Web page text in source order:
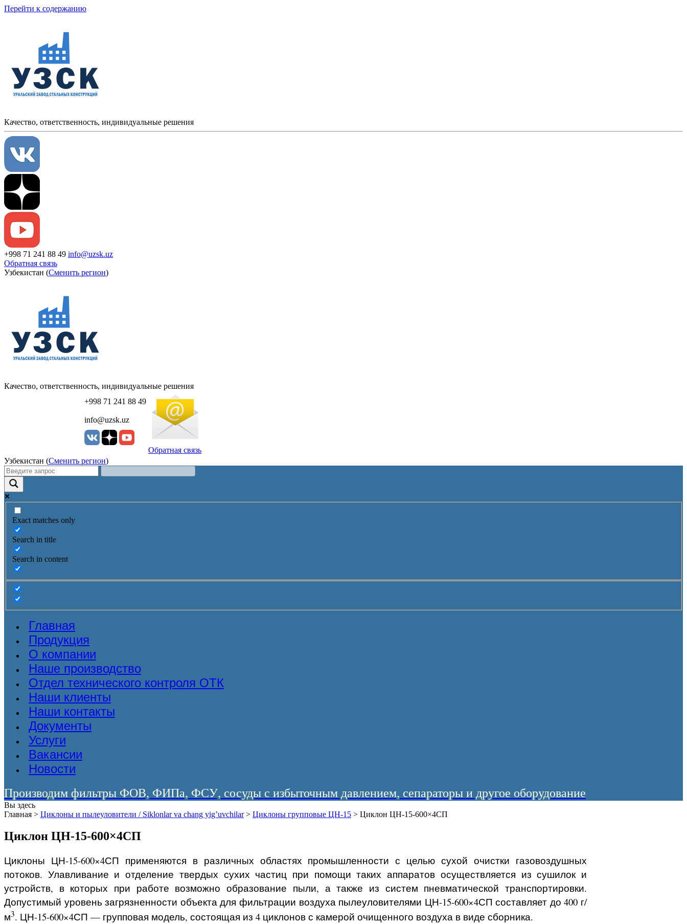
Перейти к содержанию
Качество, ответственность, индивидуальные решения
+998 71 241 88 49 info@uzsk.uz
Обратная связь
Узбекистан (Сменить регион)
Качество, ответственность, индивидуальные решения
+998 71 241 88 49
info@uzsk.uz
Обратная связь
Узбекистан (Сменить регион)
Exact matches only
Search in title
Search in content
Главная
Продукция
О компании
Наше производство
Отдел технического контроля ОТК
Наши клиенты
Наши контакты
Документы
Услуги
Вакансии
Новости
Производим фильтры ФОВ, ФИПа, ФСУ, сосуды с избыточным давлением, сепараторы и другое оборудование
Вы здесь
Главная > Циклоны и пылеуловители / Siklonlar va chang yig’uvchilar > Циклоны групповые ЦН-15 > Циклон ЦН-15-600×4СП
Циклон ЦН-15-600×4СП
Циклоны ЦН-15-600×4СП применяются в различных областях промышленности с целью сухой очистки газовоздушных
потоков. Улавливание и отделение твердых сухих частиц при помощи таких аппаратов осуществляется из сушилок и
устройств, в которых при работе возможно образование пыли, а также из систем пневматической транспортировки.
Допустимый уровень загрязненности объекта для фильтрации воздуха пылеуловителями ЦН-15-600×4СП составляет до 400 г/
м3. ЦН-15-600×4СП — групповая модель, состоящая из 4 циклонов с камерой очищенного воздуха в виде сборника.